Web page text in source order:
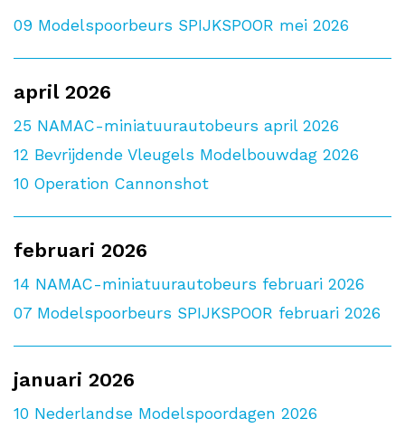
09 Modelspoorbeurs SPIJKSPOOR mei 2026
april 2026
25 NAMAC-miniatuurautobeurs april 2026
12 Bevrijdende Vleugels Modelbouwdag 2026
10 Operation Cannonshot
februari 2026
14 NAMAC-miniatuurautobeurs februari 2026
07 Modelspoorbeurs SPIJKSPOOR februari 2026
januari 2026
10 Nederlandse Modelspoordagen 2026